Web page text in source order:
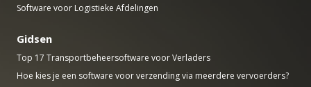
Software voor Logistieke Afdelingen
Gidsen
Top 17 Transportbeheersoftware voor Verladers
Hoe kies je een software voor verzending via meerdere vervoerders?